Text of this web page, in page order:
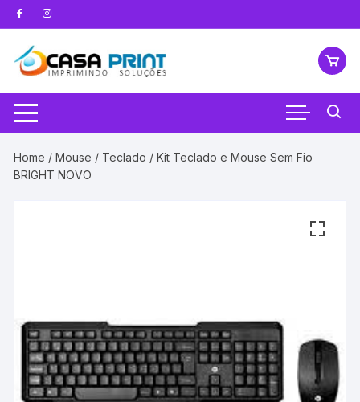
Pular
para
conteúdo
Home /Mouse / Teclado / Kit Teclado e Mouse Sem Fio
BRIGHT NOVO